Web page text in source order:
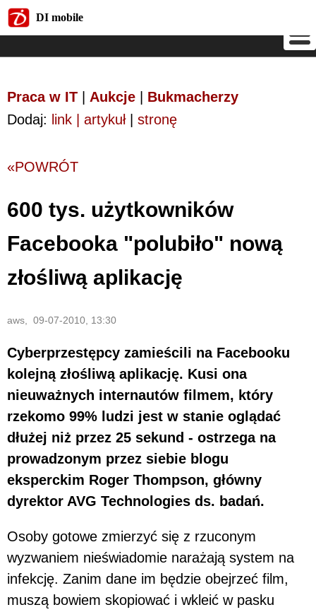
DI mobile
Praca w IT Aukcje
Bukmacherzy
Dodaj: link | artykuł| stronę
«POWRÓT
600 tys. użytkowników
Facebooka "polubiło" nową
złośliwą aplikację
aws, 09-07-2010, 13:30
Cyberprzestępcy zamieścili na Facebooku
kolejną złośliwą aplikację. Kusi ona
nieuważnych internautów filmem, który
rzekomo 99% ludzi jest w stanie oglądać
dłużej niż przez 25 sekund - ostrzega na
prowadzonym przez siebie blogu
eksperckim Roger Thompson, główny
dyrektor AVG Technologies ds. badań.
Osoby gotowe zmierzyć się z rzuconym
wyzwaniem nieświadomie narażają system na
infekcję. Zanim dane im będzie obejrzeć film,
muszą bowiem skopiować i wkleić w pasku
DI mobile